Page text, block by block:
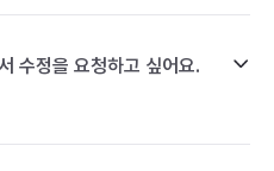
수정을 요청하고 싶어요.